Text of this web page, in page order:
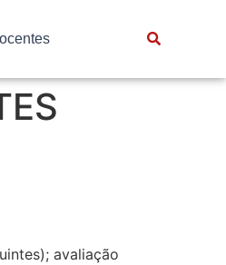
avaliação